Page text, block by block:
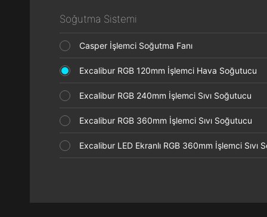
Soğutma Sistemi
Casper İşlemci Soğutma Fanı
Excalibur RGB 120mm İşlemci Hava Soğutucu
Excalibur RGB 240mm İşlemci Sıvı Soğutucu
Excalibur RGB 360mm İşlemci Sıvı Soğutucu
Excalibur LED Ekranlı RGB 360mm İşlemci